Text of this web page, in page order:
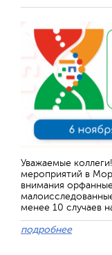
Уважаемые
мероприятий в
внимания
менее 10 случаев
подробнее